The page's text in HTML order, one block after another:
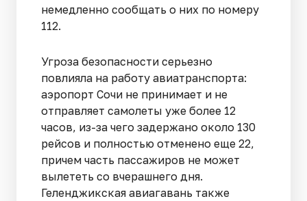
немедленно сообщать о них по номеру
112.
Угроза безопасности серьезно
повлияла на работу авиатранспорта:
аэропорт Сочи не принимает и не
отправляет самолеты уже более 12
часов, из-за чего задержано около 130
рейсов и полностью отменено еще 22,
причем часть пассажиров не может
вылететь со вчерашнего дня.
Геленджикская авиагавань также